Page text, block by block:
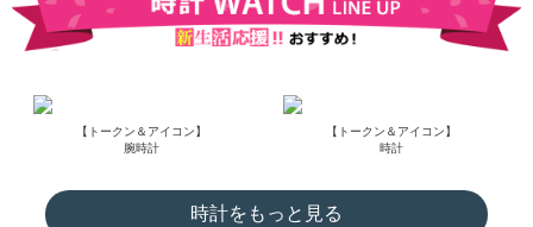
【トークン＆アイコン】
腕時計
【トークン＆アイコン】
時計
時計をもっと見る